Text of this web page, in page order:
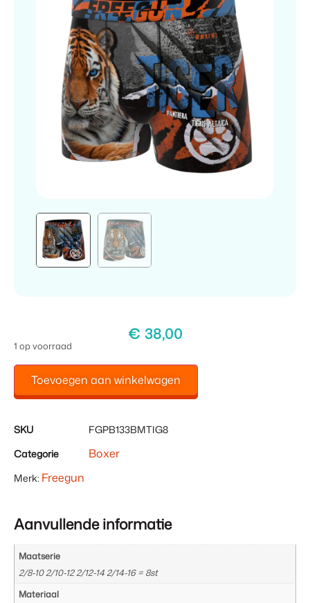
€ 38,00
1 op voorraad
Toevoegen aan winkelwagen
SKU
FGPB133BMTIG8
Categorie
Boxer
Merk: Freegun
Aanvullende informatie
Maatserie
2/8-10 2/10-12 2/12-14 2/14-16 = 8st
Materiaal